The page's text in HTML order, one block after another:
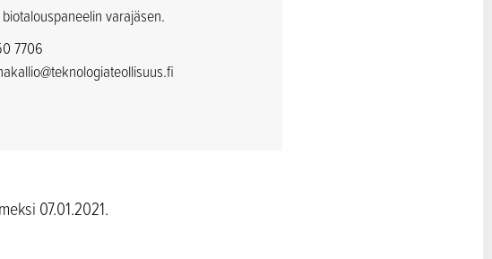
varajäsen.
7706
07.01.2021.